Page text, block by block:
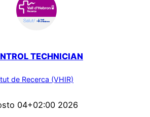
TECHNICIAN
de Recerca (VHIR)
04+02:00 2026